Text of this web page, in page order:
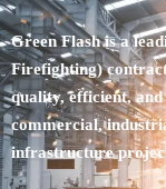
Green Flash is a
Firefighting)
quality, efficient,
commercial,
infrastructure